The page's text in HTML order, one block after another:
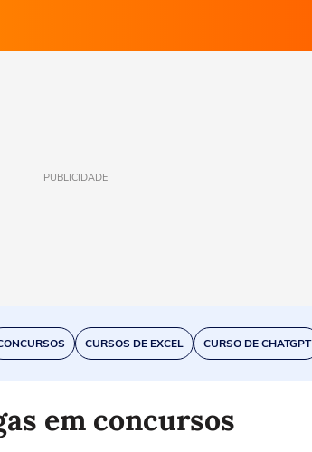
PUBLICIDADE
CURSOS DE EXCEL CURSO DE CHATGPT
em concursos